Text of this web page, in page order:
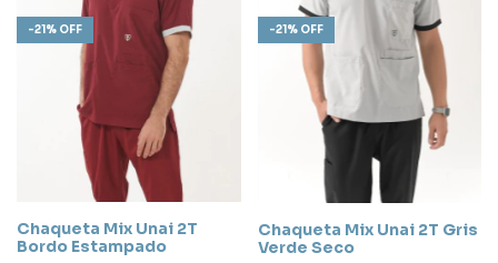
-21% OFF
Chaqueta Mix Unai 2T
Bordo Estampado
-21 % OFF
Chaqueta Mix Unai 2T Gris
Verde Seco